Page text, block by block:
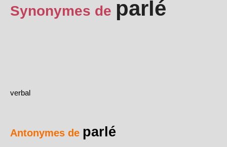
Synonymes de parlé
verbal
Antonymes de parlé